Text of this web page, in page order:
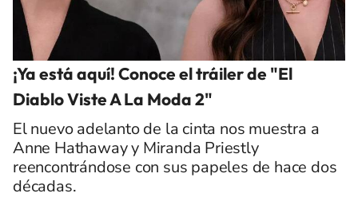
¡Ya está aquí! Conoce el tráiler de "El
Diablo Viste A La Moda 2"
El nuevo adelanto de la cinta nos muestra a
Anne Hathaway y Miranda Priestly
reencontrándose con sus papeles de hace dos
décadas.